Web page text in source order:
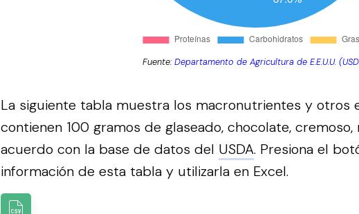
Fuente:Departamento de Agricultura de E.E.U.U.
La siguiente tabla muestra los macronutrientes y otros
contienen 100 gramos de glaseado, chocolate,
acuerdo con la base de datos del USDA. Presiona el
información de esta tabla y utilizarla en Excel.